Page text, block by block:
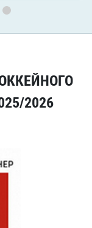
2026